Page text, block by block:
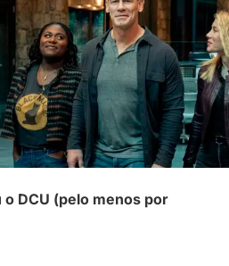
DCU (pelo menos por